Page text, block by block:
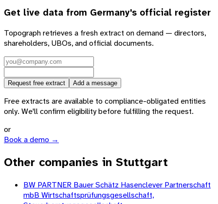
Get live data from Germany's official register
Topograph retrieves a fresh extract on demand — directors,
shareholders, UBOs, and official documents.
Request free extract Add a message
Free extracts are available to compliance-obligated entities
only. We'll confirm eligibility before fulfilling the request.
or
Book a demo →
Other companies in Stuttgart
BW PARTNER Bauer Schätz Hasenclever Partnerschaft
mbB Wirtschaftsprüfungsgesellschaft,